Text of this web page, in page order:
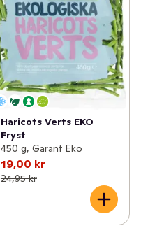
Haricots Verts EKO
Fryst
450 g, Garant Eko
19,00 kr
24,95 kr